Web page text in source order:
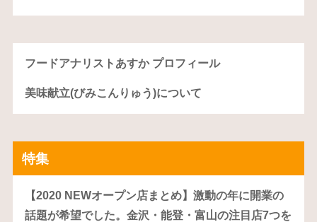
フードアナリストあすか プロフィール
美味献立(びみこんりゅう)について
特集
【2020 NEWオープン店まとめ】激動の年に開業の
話題が希望でした。金沢・能登・富山の注目店7つを